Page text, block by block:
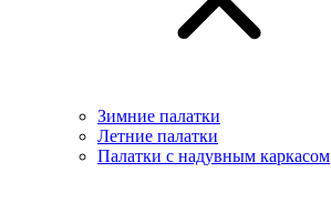
Зимние палатки
Летние палатки
Палатки с надувным каркасом